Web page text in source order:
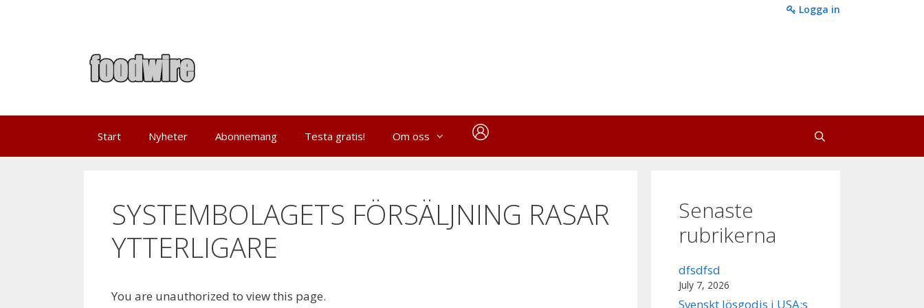
Logga in
Start Nyheter Abonnemang Testa gratis! Om oss
SYSTEMBOLAGETS FÖRSÄLJNING RASAR
YTTERLIGARE
You are unauthorized to view this page.
Senaste
rubrikerna
dfsdfsd
July 7, 2026
Svenskt lösgodis i USA:s